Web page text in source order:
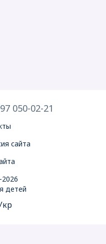
050-02-21
сайта
детей